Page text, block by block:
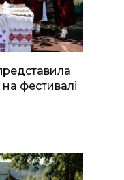
на фестивалі